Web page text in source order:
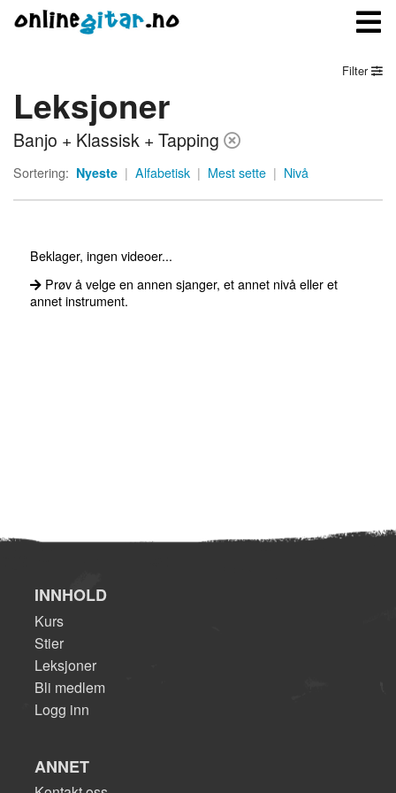
Meny
Logg inn
Filter
Leksjoner
Banjo + Klassisk + Tapping
Sortering: Nyeste | Alfabetisk | Mest sette | Nivå
Beklager, ingen videoer...
Prøv å velge en annen sjanger, et annet nivå eller et
annet instrument.
INNHOLD
Kurs
Stier
Leksjoner
Bli medlem
Logg inn
ANNET